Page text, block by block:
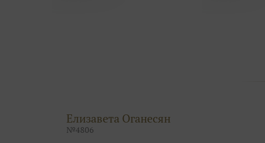
Елизавета Оганесян
№4806